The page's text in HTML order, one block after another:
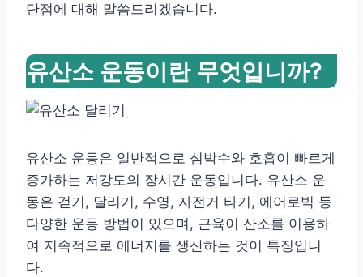
단점에 대해 말씀드리겠습니다.
유산소 운동이란 무엇입니까?
유산소 운동은 일반적으로 심박수와 호흡이 빠르게
증가하는 저강도의 장시간 운동입니다. 유산소 운
동은 걷기, 달리기, 수영, 자전거 타기, 에어로빅 등
다양한 운동 방법이 있으며, 근육이 산소를 이용하
여 지속적으로 에너지를 생산하는 것이 특징입니
다.